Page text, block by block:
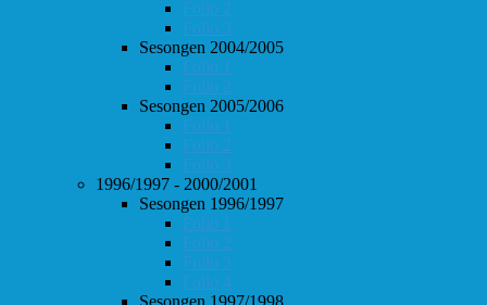
Follo 2
Follo 3
Sesongen 2004/2005
Follo 1
Follo 2
Sesongen 2005/2006
Follo 1
Follo 2
Follo 3
1996/1997 - 2000/2001
Sesongen 1996/1997
Follo 1
Follo 2
Follo 3
Follo 4
Sesongen 1997/1998